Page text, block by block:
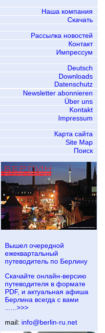
Наша компания
Скачать
Рассылка новостей
Контакт
Импрессум
Deutsch
Downloads
Datenschutz
Newsletter abonnieren
Über uns
Kontakt
Impressum
Карта сайта
Site Map
Поиск
Вышел очередной
ежеквартальный
путеводитель по Берлину
Скачайте онлайн-версию
путеводителя в формате
PDF, и актуальная афиша
Берлина всегда с вами
......>>>
mail: info@berlin-ru.net